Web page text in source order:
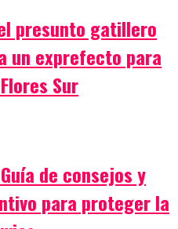
presunto gatillero
un exprefecto para
Sur
de consejos y
para proteger la